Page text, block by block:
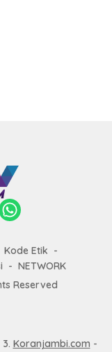
Kode Etik
NETWORK
Reserved
Koranjambi.com -